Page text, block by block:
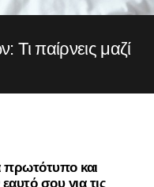
Τι παίρνεις μαζί
πρωτότυπο και
σου για τις